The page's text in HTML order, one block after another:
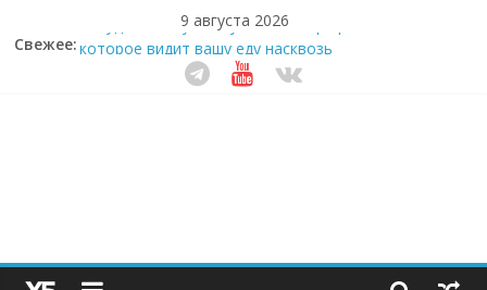
9 августа 2026
Свежее:
Забудьте о скучных ужинах: шеф-приложение,
которое видит вашу еду насквозь
Небо зовёт: как бизнес на полётах дронов и
пребиотиками становится главным трендом